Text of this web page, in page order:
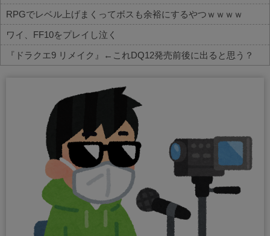
RPGでレベル上げまくってボスも余裕にするやつｗｗｗｗ
ワイ、FF10をプレイし泣く
『ドラクエ9 リメイク』←これDQ12発売前後に出ると思う？